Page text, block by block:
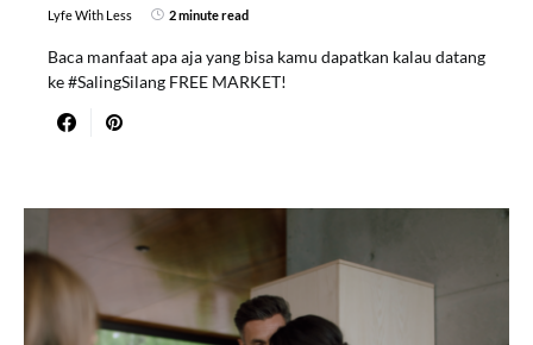
Lyfe With Less 2 minute read
Baca manfaat apa aja yang bisa kamu dapatkan kalau datang
ke #SalingSilang FREE MARKET!